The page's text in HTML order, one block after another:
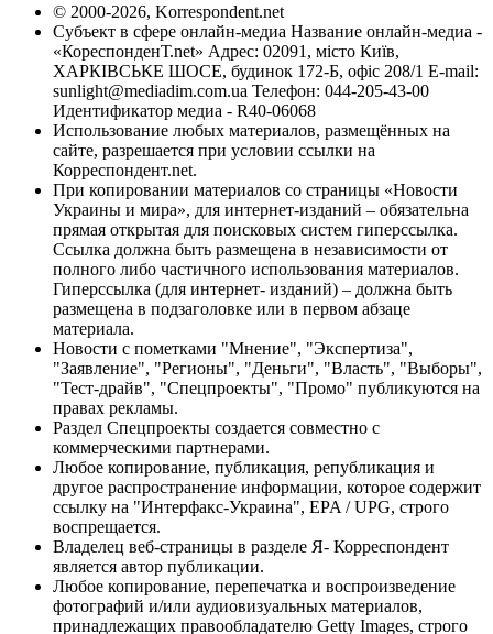
© 2000-2026, Korrespondent.net
Субъект в сфере онлайн-медиа Название онлайн-медиа -
«КореспонденТ.net» Адрес: 02091, місто Київ,
ХАРКІВСЬКЕ ШОСЕ, будинок 172-Б, офіс 208/1 E-mail:
sunlight@mediadim.com.ua Телефон: 044-205-43-00
Идентификатор медиа - R40-06068
Использование любых материалов, размещённых на
сайте, разрешается при условии ссылки на
Корреспондент.net.
При копировании материалов со страницы «Новости
Украины и мира», для интернет-изданий – обязательна
прямая открытая для поисковых систем гиперссылка.
Ссылка должна быть размещена в независимости от
полного либо частичного использования материалов.
Гиперссылка (для интернет- изданий) – должна быть
размещена в подзаголовке или в первом абзаце
материала.
Новости с пометками "Мнение", "Экспертиза",
"Заявление", "Регионы", "Деньги", "Власть", "Выборы",
"Тест-драйв", "Спецпроекты", "Промо" публикуются на
правах рекламы.
Раздел Спецпроекты создается совместно с
коммерческими партнерами.
Любое копирование, публикация, републикация и
другое распространение информации, которое содержит
ссылку на "Интерфакс-Украина", EPA / UPG, строго
воспрещается.
Владелец веб-страницы в разделе Я- Корреспондент
является автор публикации.
Любое копирование, перепечатка и воспроизведение
фотографий и/или аудиовизуальных материалов,
принадлежащих правообладателю Getty Images, строго